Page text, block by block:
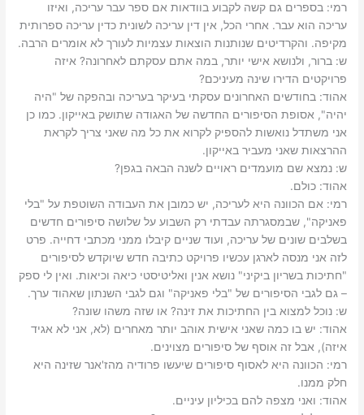
רמי: ‫בספרים גם קשה לקבוע בוודאות אם ספר עבר עריכה, ואיזו
עריכה הוא עבר. אחרי הכל, אין דין עריכה לשונית כדין עריכה ספרותית
מקיפה.‬ ‫והקרדיטים שנותנות הוצאות עצמיות לעורך לא אומרים הרבה.‬
ש: ‫ברור, ולנושא אישי יותר, במה אתם עסקתם לאחרונה?‬ ‫איזה
פרויקטים הדירו שינה מעיניכם?‬
אהוד: ‫בחודשים האחרונים עסקתי בעיקר בעריכה ובהפקה של "היה
יהיה", אסופת הסיפורים החדשה של האגודה שתושק באייקון.‬ ‫כמו כן
אני משתדל נואשות להספיק לקרוא את כל מה שאני צריך לקראת
ההרצאות שאני מעביר באייקון.‬
ש: ‫נמצא שם מועמדים ראויים לשנה הבאה בגפן?‬
אהוד: ‫כולם.‬
רמי: ‫אם הכוונה היא לעריכה, יש כמובן את העבודה השוטפת על "בלי
פאניקה", שבמסגרתה עבדתי רק השבוע על שלושה סיפורים חדשים
בשלבים שונים של עריכה, ועוד שניים קיבלו ממני מכתבי דחייה. פרט
לזה אני מנסה לארגן עכשיו פרויקט כתיבה חדש שיוקדש לסיפורים
"חתיכות בשריון ביקיני" נושא אנין ואליטיסטי כיאה וכיאות. ואין לי ספק
– גם לגבי הסיפורים של "בלי פאניקה" וגם לגבי השנתון שאהוד ערך.‬
ש: ‫נוכל למצוא בין החתיכות את זינה? או שזה משהו שונה?‬
אהוד: ‫יש בו כמה שאני אישית אוהב יותר מאחרים (לא, אני לא אגיד
איזה), אבל זה אוסף של סיפורים מצוינים.‬
רמי: ‫הכוונה היא לאסוף סיפורים שיעשו פרודיה מהז'אנר שזינה היא
חלק ממנו.‬
אהוד: ‫ואני מצפה להם בכיליון עיניים.‬